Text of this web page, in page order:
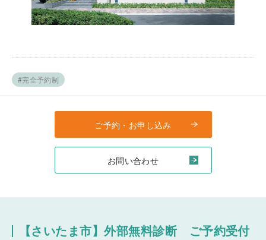
#完全予約制
ご予約・お申し込み
お問い合わせ
【さいたま市】外部無料診断 ご予約受付